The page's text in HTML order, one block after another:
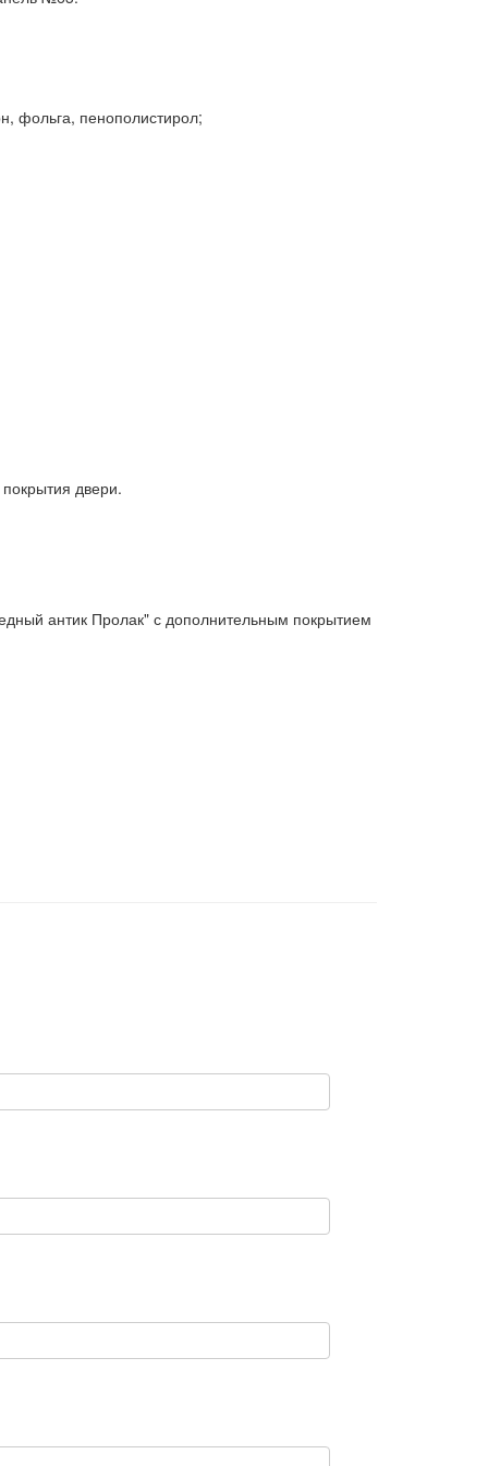
фольга, пенополистирол;
двери.
антик Пролак" с дополнительным покрытием